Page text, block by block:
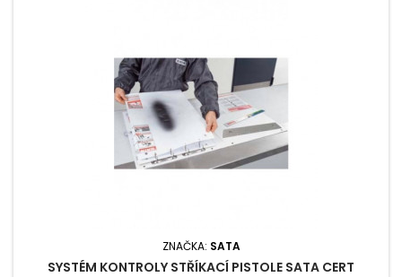
ZNAČKA: SATA
SYSTÉM KONTROLY STŘÍKACÍ PISTOLE SATA CERT